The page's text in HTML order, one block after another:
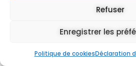
Refuser
Enregistrer les
Politique de cookiesDéclaration